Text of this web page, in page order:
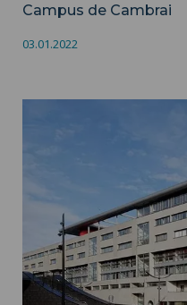
Campus de Cambrai
03.01.2022